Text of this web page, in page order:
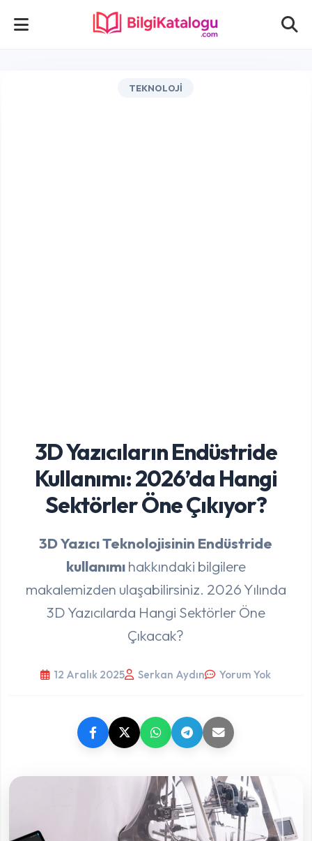
TEKNOLOJI
3D Yazıcıların Endüstride
Kullanımı: 2026’da Hangi
Sektörler Öne Çıkıyor?
3D Yazıcı Teknolojisinin Endüstride
kullanımıhakkındaki bilgilere
makalemizden ulaşabilirsiniz. 2026 Yılında
3D Yazıcılarda Hangi Sektörler Öne
Çıkacak?
12 Aralık 2025 Serkan Aydın Yorum Yok